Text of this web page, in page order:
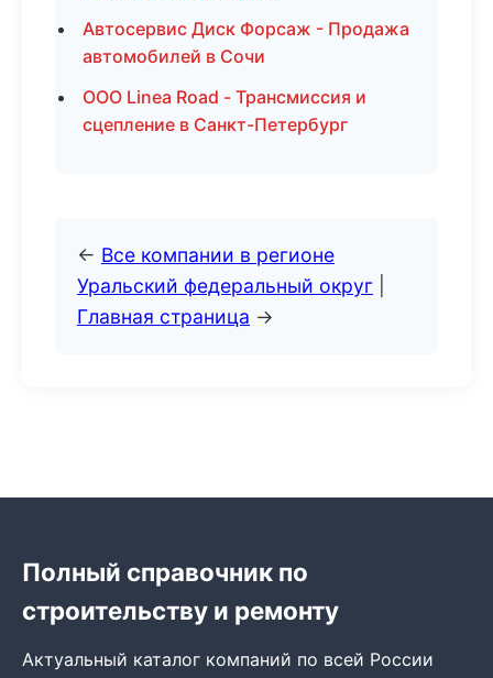
Автосервис Диск Форсаж - Продажа
автомобилей в Сочи
ООО Linea Road - Трансмиссия и
сцепление в Санкт-Петербург
← Все компании в регионе
Уральский федеральный округ
Главная страница →
Полный справочник по
строительству и ремонту
Актуальный каталог компаний по всей России